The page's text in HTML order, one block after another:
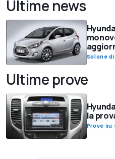
Ultime news
Salone
Ultime prove
la
Prove su